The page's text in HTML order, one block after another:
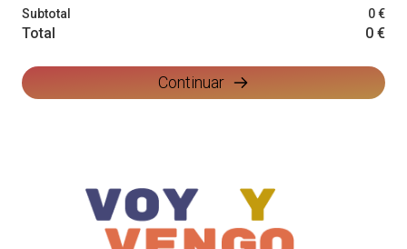
Subtotal 0 €
Total 0 €
Continuar